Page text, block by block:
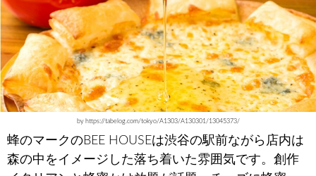
by https://tabelog.com/tokyo/A1303/A130301/13045373/
蜂のマークのBEE HOUSEは渋谷の駅前ながら店内は
森の中をイメージした落ち着いた雰囲気です。創作